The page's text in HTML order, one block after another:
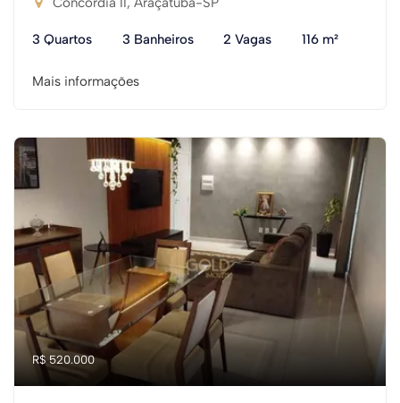
3 Quartos 3 Banheiros 2 Vagas 116 m²
Mais informações
R$ 520.000